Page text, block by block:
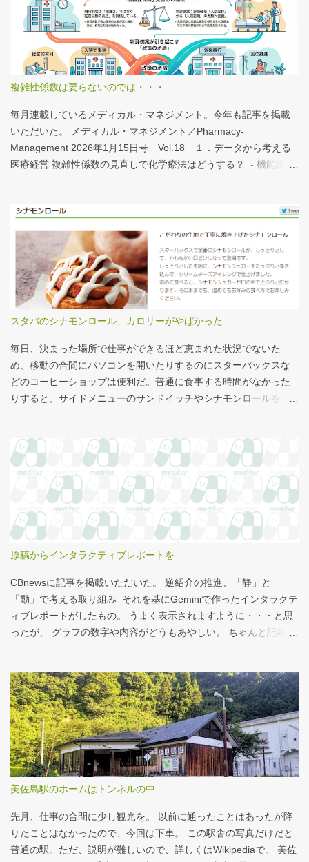
基に作成 ※救急救命士の人数は常勤・非常勤（常勤換算）の合
計。人数が0人の施設は集計に含まない この施設は何人いるんだろ
う？、あの施設は何人だろう？と見てみるだけでも十分興味深い
が、上のグラフのような情報が頭に入っていると、比較整理しや
する。立派な建物がある。武蔵国府の国司館（こくしのたち）を
復元したものだ。写真だけでは、大きさが分かりづらいはずだ。
今月訪れた武蔵国府跡 実際には10分の1サイズの模型なので、そ
れほど大きくない。人が一緒に写っている新聞記事（ （まちの記
憶）武蔵国府跡 東京都府中市：朝日新聞デジタル ）を見れば、
い。平均値で見ても情報は十分でないかもしれない。しかし、ヒ
ストグラムなどをあわせて見れば、相対的なポジションが分かり
やすい。朝日新聞の記事は、人が一緒に写っているので大きさを
把握しやすい。 そういえば、大きさ比較でタバコの箱を横に並べ
るのって、最近見かけないなぁ・・・。このご時世、タバコはNG
なのか？？
複雑性係数は要らないのでは・・・
毎月連載しているメディカル・マネジメント。今年も記事を掲載
いただいた。 メディカル・マネジメント／Pharmacy-
Management 2026年1月15日号 Vol.18 １．データから考える
医療経営 複雑性係数の見直しで化学療法はどうする？ - 機能評価
は微妙だ・・・と言い続けて10数年、ようやく見直されるよう
だ。ただ、その見直し内容も微妙では？？？というのが記事の主
旨。 AIにまとめさせるとこんな感じ。 日頃、各方面から「話が長
い」と言われているので、自分が話すよりAIが話した方がよいと
言われるのは時間の問題だろう。
スタバのシナモンロール、カロリーがやばかった
毎日、決まった場所で仕事ができるほど恵まれた状況でないた
め、移動の合間にパソコンを開いたりするのにスターバックスな
どのコーヒーショップは便利だ。普通に食事する時間がなかった
りすると、サイドメニューのサンドイッチやシナモンロールをつ
気になっていた。お腹の肉がだいぶたるんできたのは、こいつの
せいもあるのではないかと。 シナモンロール 556kcal 出所：
http://www.starbucks.co.jp/allergy/pdf/allergen-food.pdf 調べてビ
ビった。これはまずい。下手な食事以上のカロリーだ。 この
556kcalがどのくらいヤバイのか、スターバックス以上に良く行く
マクドナルドで考えてみる。（ちなみにマクドナルドは食事目的
とカロリーがほぼ同じもの（530kcal～580kcal）を次のマクドナ
ルド商品から２つ選んでください ハンバーガー ビッグマック ダブ
ルクォーターパウンダー・チーズ フィレオフィッシュ てりやきマ
ックバーガー マックフライポテト（S) マックフライポテト（M)
マックフライポテト（L) 正解は続きで。
原稿からインタラクティブレポートを
CBnewsに記事を掲載いただいた。 逆紹介の推進、「静」と
「動」で考える取り組み それを基にGeminiで作ったインタラクテ
ィブレポートがしたもの。 うまく表示されますように・・・と思
ったが、 グラフの数字や内容がどうもあやしい。 ちゃんと記事を
みの比較 患者の視点 解決策 なぜ「逆紹介」が重要なのか？ 医師
の働き方改革が進む中、大病院の外来負担軽減は喫緊の課題で
す。その鍵となるのが、地域の診療所へ患者を紹介する「逆紹
介」の推進です。しかし、その取り組みには大きな壁が存在しま
す。このレポートでは、データに基づき現状を分析し、未来への
道筋を探ります。 課題：大病院に集中する「再診」患者 紹介状の
く、外来機能の分化が進んでいない現状がうかがえます。これが
逆紹介推進の大きな背景となっています。 取り組...
美佐島駅のホームはトンネルの中
先月、仕事の合間に少し観光を。 以前に通ったことはあったが降
りたことはなかったので、今回は下車。 この駅舎の写真だけだと
普通の駅。ただ、説明が難しいので、詳しくはWikipediaで。 美佐